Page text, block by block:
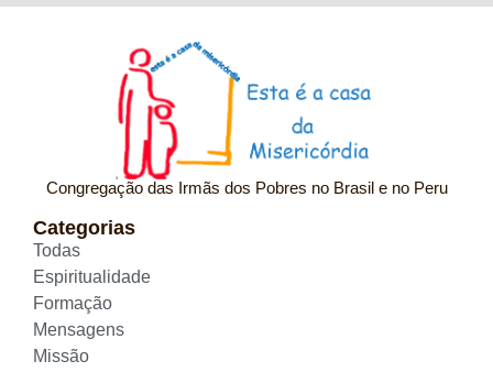
Congregação das Irmãs dos Pobres no Brasil e no Peru
Categorias
Todas
Espiritualidade
Formação
Mensagens
Missão